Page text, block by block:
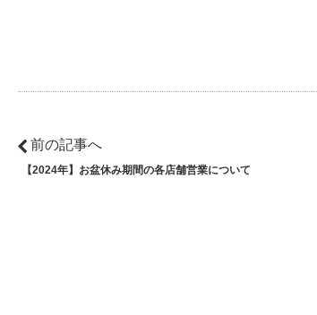
前の記事へ
【2024年】お盆休み期間の各店舗営業について